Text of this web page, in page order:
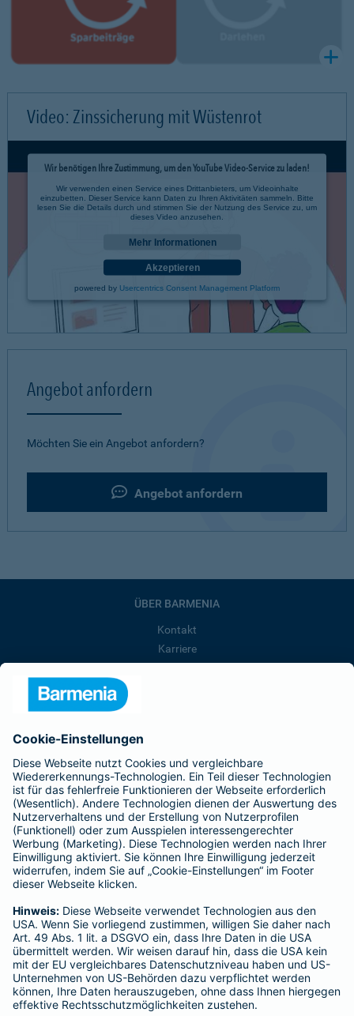
Video: Zinssicherung mit Wüstenrot
Wir benötigen Ihre Zustimmung, um den YouTube Video-Service zu laden!
Wir verwenden einen Service eines Drittanbieters, um Videoinhalte
einzubetten. Dieser Service kann Daten zu Ihren Aktivitäten sammeln. Bitte
lesen Sie die Details durch und stimmen Sie der Nutzung des Service zu, um
dieses Video anzusehen.
Mehr Informationen
Akzeptieren
powered by Usercentrics Consent Management Platform
Angebot anfordern
Möchten Sie ein Angebot anfordern?
Angebot anfordern
ÜBER BARMENIA
Kontakt
Karriere
Presse
Barmenia ist Teil der BarmeniaGothaer
BELIEBTE SEITEN
Kranken-Zusatzversicherung
Tierversicherungen
Haftpflichtversicherung
Hausratversicherung
Adresse ändern
Schaden melden
Kilometerstandsmeldung
Serviceübersicht